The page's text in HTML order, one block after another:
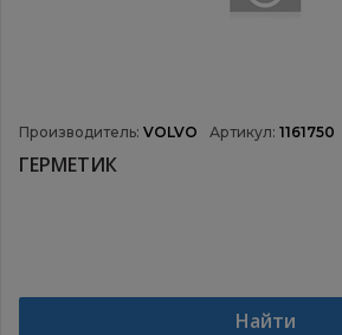
Производитель: VOLVO Артикул: 1161750
ГЕРМЕТИК
Найти